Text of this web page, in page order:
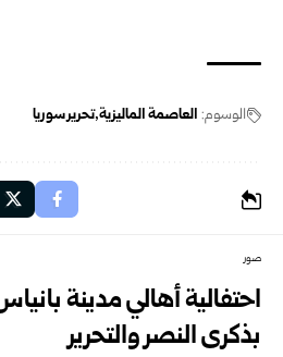
الوسوم: العاصمة الماليزية تحرير سوريا
صور
احتفالية أهالي مدينة
بذكرى النصر والتحرير